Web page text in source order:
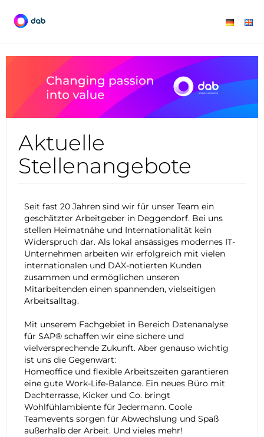
Aktuelle
Stellenangebote
Seit fast 20 Jahren sind wir für unser Team ein
geschätzter Arbeitgeber in Deggendorf. Bei uns
stellen Heimatnähe und Internationalität kein
Widerspruch dar. Als lokal ansässiges modernes IT-
Unternehmen arbeiten wir erfolgreich mit vielen
internationalen und DAX-notierten Kunden
zusammen und ermöglichen unseren
Mitarbeitenden einen spannenden, vielseitigen
Arbeitsalltag.
Mit unserem Fachgebiet in Bereich Datenanalyse
für SAP® schaffen wir eine sichere und
vielversprechende Zukunft. Aber genauso wichtig
ist uns die Gegenwart:
Homeoffice und flexible Arbeitszeiten garantieren
eine gute Work-Life-Balance. Ein neues Büro mit
Dachterrasse, Kicker und Co. bringt
Wohlfühlambiente für Jedermann. Coole
Teamevents sorgen für Abwechslung und Spaß
außerhalb der Arbeit. Und vieles mehr!